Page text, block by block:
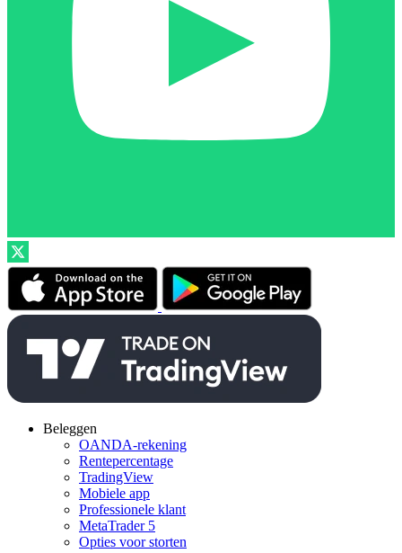
Beleggen
OANDA-rekening
Rentepercentage
TradingView
Mobiele app
Professionele klant
MetaTrader 5
Opties voor storten